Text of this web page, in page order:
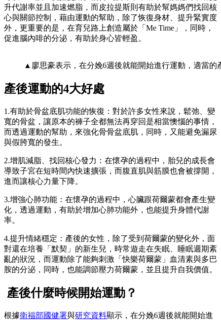
升代謝率並且加速燃脂，而皮拉提斯則有助於幫媽媽們找回核
心與關節控制，藉由運動的幫助，除了恢復身材、提升緊實度
外，更重要的是，在育兒路上創造屬於「Me Time」，同時，
促進腦內啡的分泌，有助於身心皆輕盈。
▲廖思豪表示，在分娩6週後就能開始進行運動，適當
產後運動的4大好處
1.有助於骨盆底肌功能的恢復：對於許多女性來說，鬆弛、變
寬的骨盆，讓原本的褲子全都無法再穿回是相當懊惱的事情，
而透過運動的幫助，來強化骨骨盆底肌，同時，又能避免漏尿
與假胯寬的發生。
2.增肌減脂、找回核心發力：在懷孕的過程中，胎兒的成長會
導致子宮在短時間內快速擴張，而腹直肌與筋膜也會被撐開，
進而讓核心力量下降。
3.增強心肺功能：在懷孕的過程中，心臟跟荷爾蒙都會產生變
化，透過運動，有助於增加心肺功能外，也能提升身體代謝
率。
4.提升情緒穩定：產後的女性，除了受到荷爾蒙的變化外，面
對還在培養「默契」的新生兒，時常遊走在失眠、睡眠週期紊
亂的狀況，而運動除了能夠刺激「快樂荷爾蒙」血清素與多巴
胺的分泌，同時，也能調節壓力荷爾蒙，並且提升自我價值。
產後什麼時候開始運動？
根據衛福部國健署與研究資料顯示，在分娩6週後就能開始進